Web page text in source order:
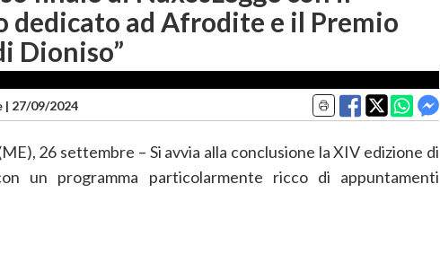
dedicato ad Afrodite e il Premio
Dioniso”
| 27/09/2024
26 settembre – Si avvia alla conclusione la XIV edizione di
un programma particolarmente ricco di appuntamenti